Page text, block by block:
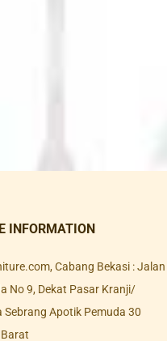
INFORMATION
Cabang Bekasi : Jalan
No 9, Dekat Pasar Kranji/
Sebrang Apotik Pemuda 30